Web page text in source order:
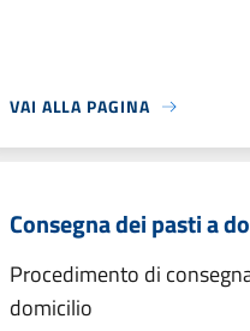
VAI ALLA PAGINA
Consegna dei pasti a
Procedimento di
domicilio